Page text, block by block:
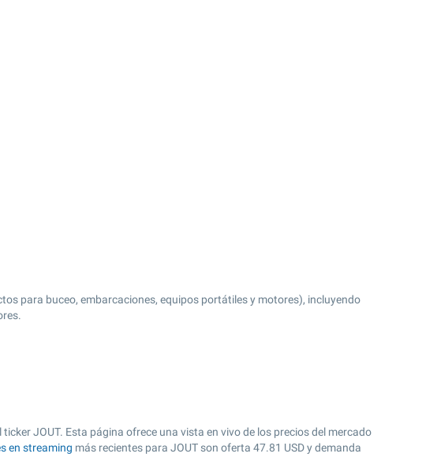
para buceo, embarcaciones, equipos portátiles y motores), incluyendo
ticker JOUT. Esta página ofrece una vista en vivo de los precios del mercado
en streaming más recientes para JOUT son oferta 47.81 USD y demanda